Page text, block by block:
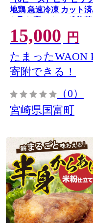
地鶏 急速冷凍 カット
お取り寄せ おかず 惣菜
お祝い 記念日
15,000 円
たまったWAON
寄附できる！
（0）
宮崎県国富町